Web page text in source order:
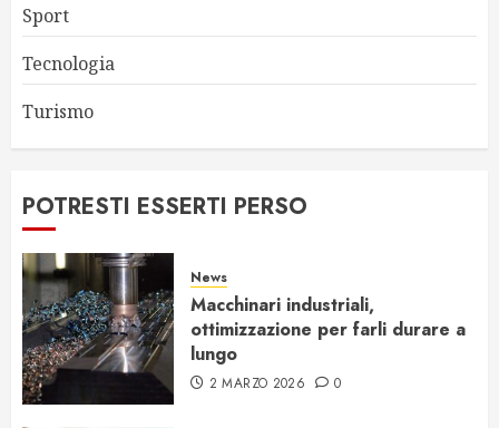
Sport
Tecnologia
Turismo
POTRESTI ESSERTI PERSO
News
Macchinari industriali,
ottimizzazione per farli durare a
lungo
2 MARZO 2026 0